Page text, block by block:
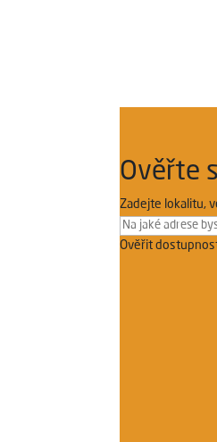
Ověřte
Zadejte lokalitu,
Ověřit